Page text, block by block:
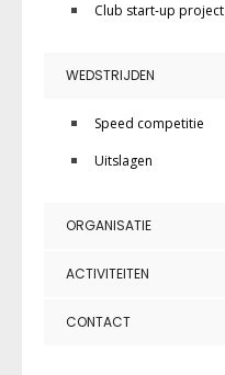
Club start-up project
WEDSTRIJDEN
Speed competitie
Uitslagen
ORGANISATIE
ACTIVITEITEN
CONTACT